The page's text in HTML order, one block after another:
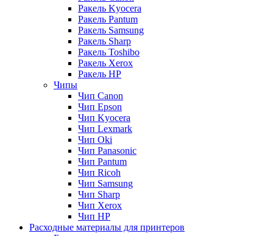
Ракель Kyocera
Ракель Pantum
Ракель Samsung
Ракель Sharp
Ракель Toshibo
Ракель Xerox
Ракель НР
Чипы
Чип Canon
Чип Epson
Чип Kyocera
Чип Lexmark
Чип Oki
Чип Panasonic
Чип Pantum
Чип Ricoh
Чип Samsung
Чип Sharp
Чип Xerox
Чип НР
Расходные материалы для принтеров